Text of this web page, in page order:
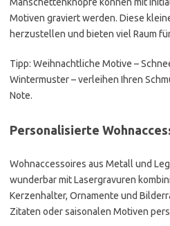
Motiven graviert werden. Diese
herzustellen und bieten viel Raum
Tipp: Weihnachtliche Motive –
Wintermuster – verleihen Ihren
Note.
Personalisierte
Wohnaccessoires aus Metall und
wunderbar mit Lasergravuren
Kerzenhalter, Ornamente und
Zitaten oder saisonalen Motiven